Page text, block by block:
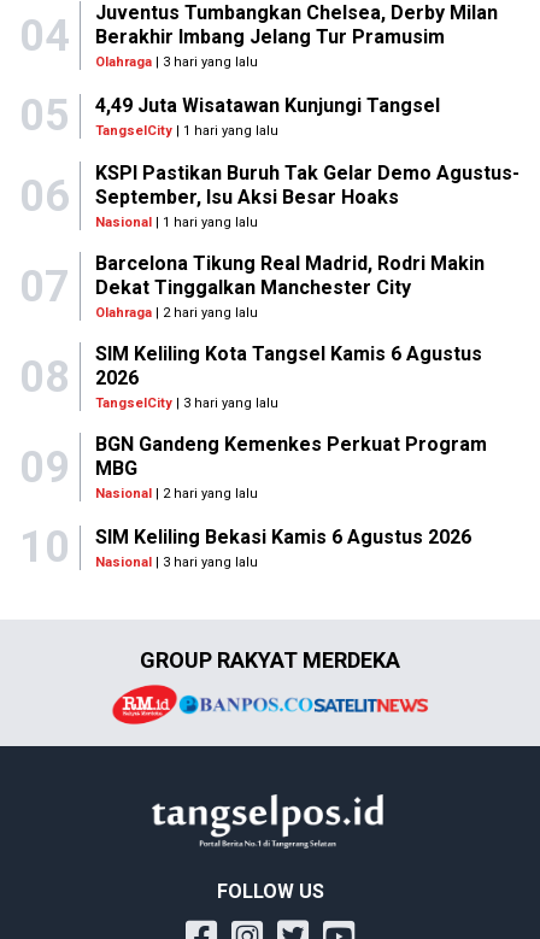
04
Juventus Tumbangkan Chelsea, Derby Milan
Berakhir Imbang Jelang Tur Pramusim
Olahraga| 3 hari yang lalu
05 4,49 Juta Wisatawan Kunjungi Tangsel
TangselCity | 1 hari yang lalu
06
KSPI Pastikan Buruh Tak Gelar Demo Agustus-
September, Isu Aksi Besar Hoaks
Nasional| 1 hari yang lalu
07
Barcelona Tikung Real Madrid, Rodri Makin
Dekat Tinggalkan Manchester City
Olahraga| 2 hari yang lalu
08
SIM Keliling Kota Tangsel Kamis 6 Agustus
2026
TangselCity| 3 hari yang lalu
09
BGN Gandeng Kemenkes Perkuat Program
MBG
Nasional| 2 hari yang lalu
10 SIM Keliling Bekasi Kamis 6 Agustus 2026
Nasional | 3 hari yang lalu
GROUP RAKYAT MERDEKA
FOLLOW US